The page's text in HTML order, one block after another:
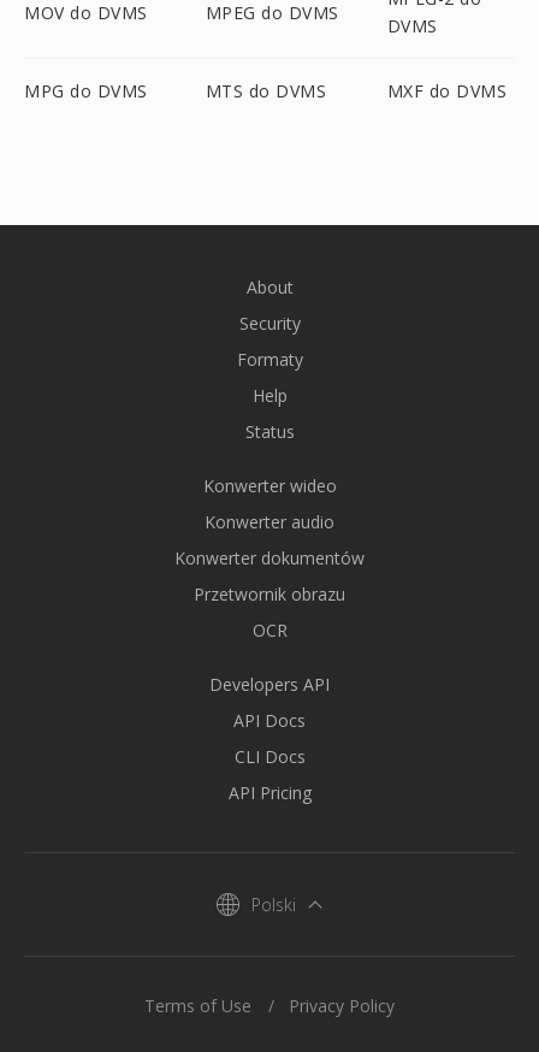
MOV do DVMS MPEG do DVMS
DVMS
MPG do DVMS MTS do DVMS MXF do DVMS
About
Security
Formaty
Help
Status
Konwerter wideo
Konwerter audio
Konwerter dokumentów
Przetwornik obrazu
OCR
Developers API
API Docs
CLI Docs
API Pricing
Polski
Terms of Use Privacy Policy